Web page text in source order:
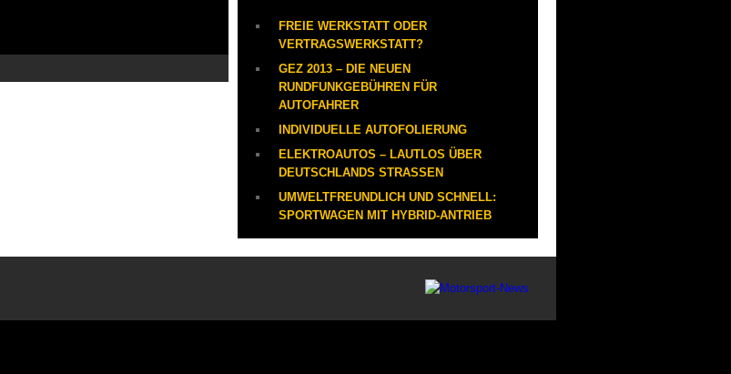
FREIE WERKSTATT ODER
VERTRAGSWERKSTATT?
GEZ 2013 – DIE NEUEN
RUNDFUNKGEBÜHREN FÜR
AUTOFAHRER
INDIVIDUELLE AUTOFOLIERUNG
ELEKTROAUTOS – LAUTLOS ÜBER
DEUTSCHLANDS STRASSEN
UMWELTFREUNDLICH UND SCHNELL:
SPORTWAGEN MIT HYBRID-ANTRIEB